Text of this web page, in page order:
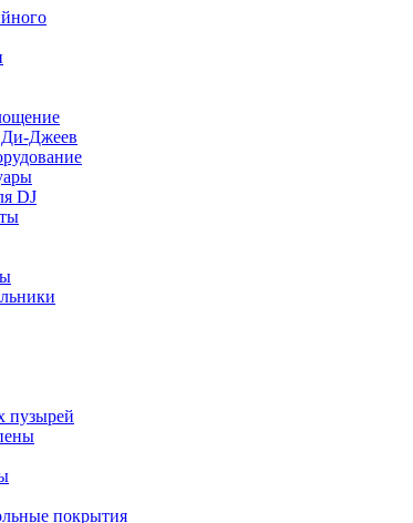
Ди-Джеев
DJ
пузырей
покрытия